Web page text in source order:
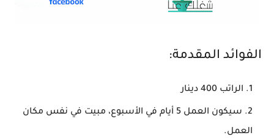
الفوائد المقدمة:
الراتب 400 دينار
سيكون العمل 5 أيام في الأسبوع، مبيت في نفس مكان
العمل.